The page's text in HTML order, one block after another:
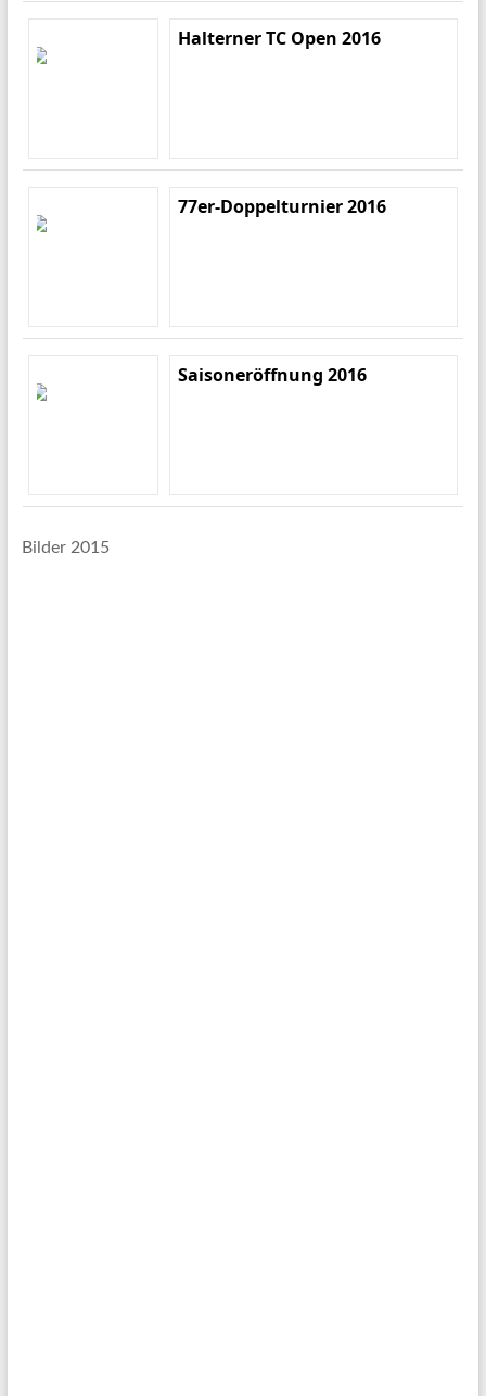
Halterner TC Open 2016
77er-Doppelturnier 2016
Saisoneröffnung 2016
Bilder 2015